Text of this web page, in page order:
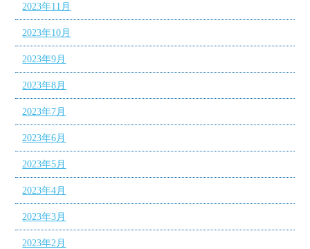
2023年11月
2023年10月
2023年9月
2023年8月
2023年7月
2023年6月
2023年5月
2023年4月
2023年3月
2023年2月